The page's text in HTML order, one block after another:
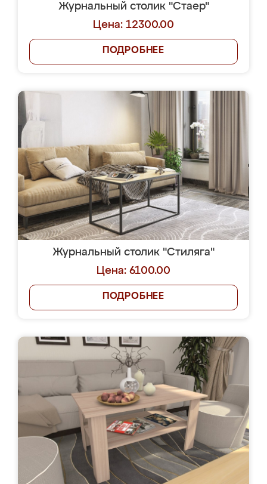
Журнальный столик "Стаер"
Цена: 12300.00
ПОДРОБНЕЕ
Журнальный столик "Стиляга"
Цена: 6100.00
ПОДРОБНЕЕ